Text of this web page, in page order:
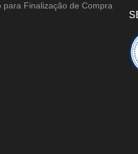
para Finalização de Compra